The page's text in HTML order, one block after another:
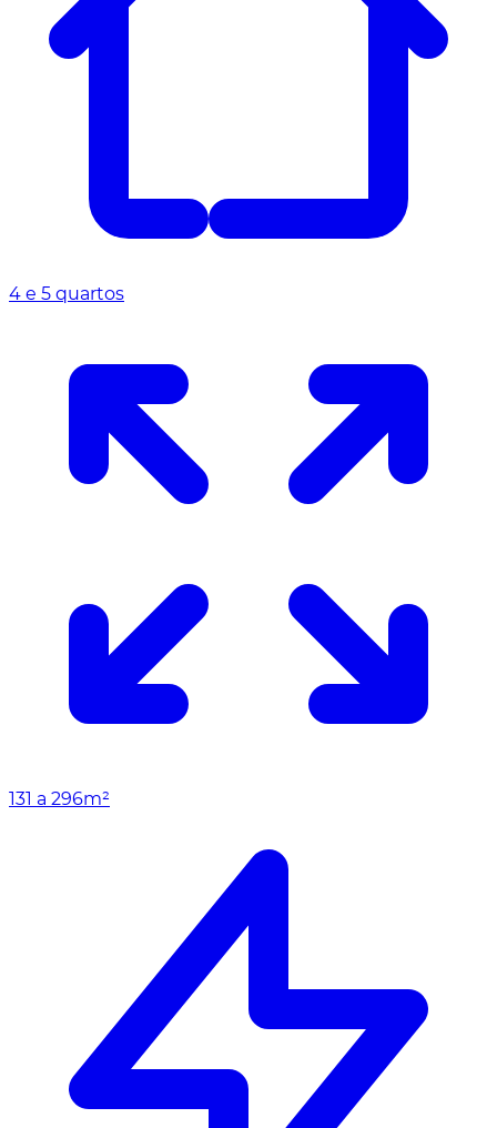
4 e 5 quartos
131 a 296m²